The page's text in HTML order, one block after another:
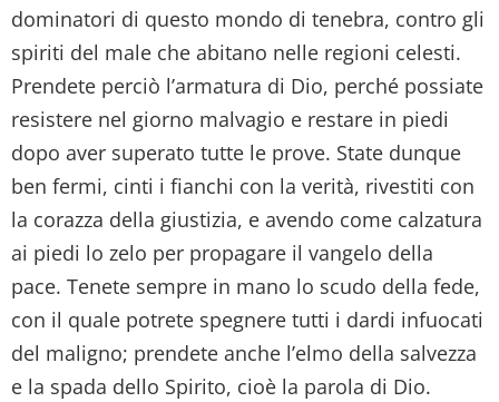
dominatori di questo mondo di tenebra, contro gli
spiriti del male che abitano nelle regioni celesti.
Prendete perciò l’armatura di Dio, perché possiate
resistere nel giorno malvagio e restare in piedi
dopo aver superato tutte le prove. State dunque
ben fermi, cinti i fianchi con la verità, rivestiti con
la corazza della giustizia, e avendo come calzatura
ai piedi lo zelo per propagare il vangelo della
pace. Tenete sempre in mano lo scudo della fede,
con il quale potrete spegnere tutti i dardi infuocati
del maligno; prendete anche l’elmo della salvezza
e la spada dello Spirito, cioè la parola di Dio.